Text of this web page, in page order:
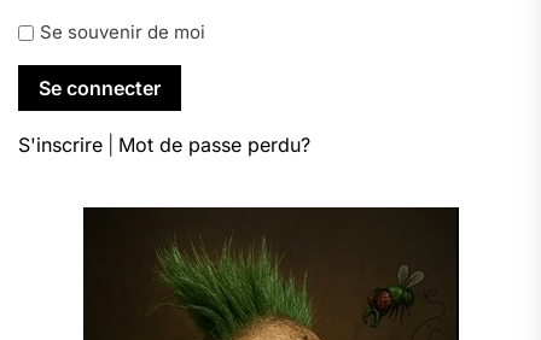
Se souvenir de moi
S'inscrire Mot de passe perdu?